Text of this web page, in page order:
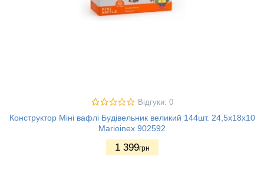
Відгуки: 0
Конструктор Міні вафлі Будівельник великий 144шт. 24,5х18х10
Marioinex 902592
1 399грн